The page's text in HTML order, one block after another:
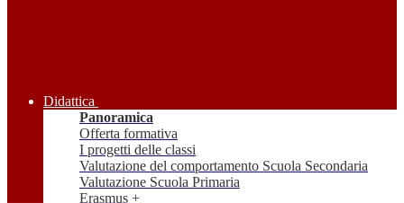
Didattica
Panoramica
Offerta formativa
I progetti delle classi
Valutazione del comportamento Scuola Secondaria
Valutazione Scuola Primaria
Erasmus +